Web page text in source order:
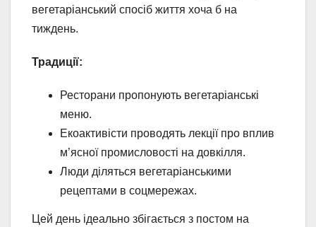
вегетаріанський спосіб життя хоча б на
тиждень.
Традиції:
Ресторани пропонують вегетаріанські
меню.
Екоактивісти проводять лекції про вплив
м’ясної промисловості на довкілля.
Люди діляться вегетаріанськими
рецептами в соцмережах.
Цей день ідеально збігається з постом на